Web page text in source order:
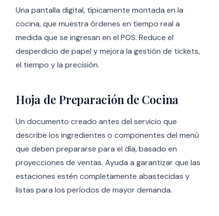
Una pantalla digital, típicamente montada en la
cocina, que muestra órdenes en tiempo real a
medida que se ingresan en el POS. Reduce el
desperdicio de papel y mejora la gestión de tickets,
el tiempo y la precisión.
Hoja de Preparación de Cocina
Un documento creado antes del servicio que
describe los ingredientes o componentes del menú
que deben prepararse para el día, basado en
proyecciones de ventas. Ayuda a garantizar que las
estaciones estén completamente abastecidas y
listas para los períodos de mayor demanda.